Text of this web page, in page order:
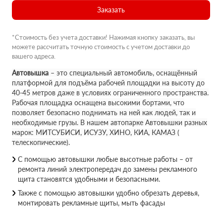
Заказать
*Стоимость без учета доставки! Нажимая кнопку заказать, вы
можете рассчитать точную стоимость с учетом доставки до
вашего адреса.
Автовышка – это специальный автомобиль, оснащённый
платформой для подъёма рабочей площадки на высоту до
40-45 метров даже в условиях ограниченного пространства.
Рабочая площадка оснащена высокими бортами, что
позволяет безопасно поднимать на ней как людей, так и
необходимые грузы. В нашем автопарке Автовышки разных
марок: МИТСУБИСИ, ИСУЗУ, ХИНО, КИА, КАМАЗ (
телескопические).
С помощью автовышки любые высотные работы – от
ремонта линий электропередач до замены рекламного
щита становятся удобными и безопасными.
Также с помощью автовышки удобно обрезать деревья,
монтировать рекламные щиты, мыть фасады